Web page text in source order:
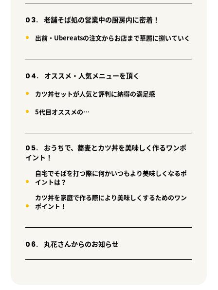
老舗そば処の営業中の厨房内に密着！
出前・Ubereatsの注文からお店まで華麗に捌いていく
オススメ・人気メニューを頂く
カツ丼セットが人気と評判に納得の満足感
5代目オススメの…
おうちで、蕎麦とカツ丼を美味しく作るワンポ
イント！
自宅でそばを打つ際に何かいつもより美味しくなるポ
イントは？
カツ丼を家庭で作る際により美味しくするためのワン
ポイント！
丸花さんからのお知らせ